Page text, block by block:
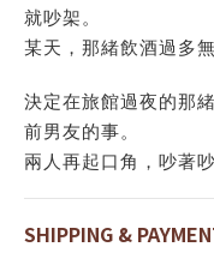
就吵架。
某天，那緒飲酒過多
決定在旅館過夜的那
前男友的事。
兩人再起口角，吵著
SHIPPING &